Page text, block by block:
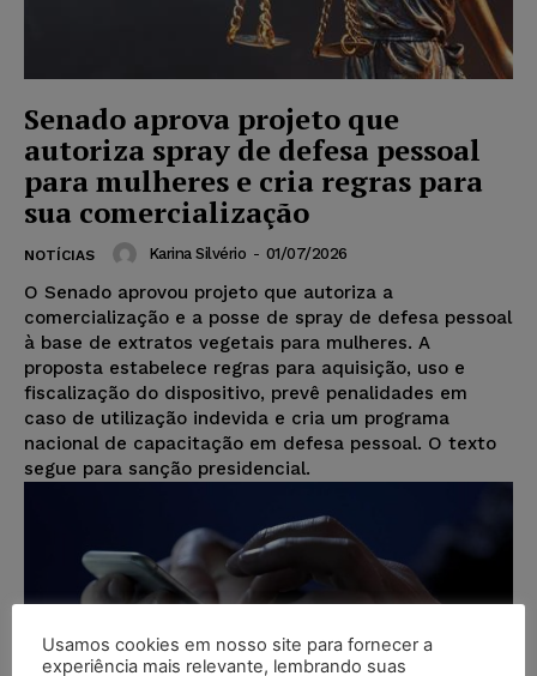
Senado aprova projeto que
autoriza spray de defesa pessoal
para mulheres e cria regras para
sua comercialização
NOTÍCIAS Karina Silvério - 01/07/2026
O Senado aprovou projeto que autoriza a
comercialização e a posse de spray de defesa pessoal
à base de extratos vegetais para mulheres. A
proposta estabelece regras para aquisição, uso e
fiscalização do dispositivo, prevê penalidades em
caso de utilização indevida e cria um programa
nacional de capacitação em defesa pessoal. O texto
segue para sanção presidencial.
Usamos cookies em nosso site para fornecer a
experiência mais relevante, lembrando suas